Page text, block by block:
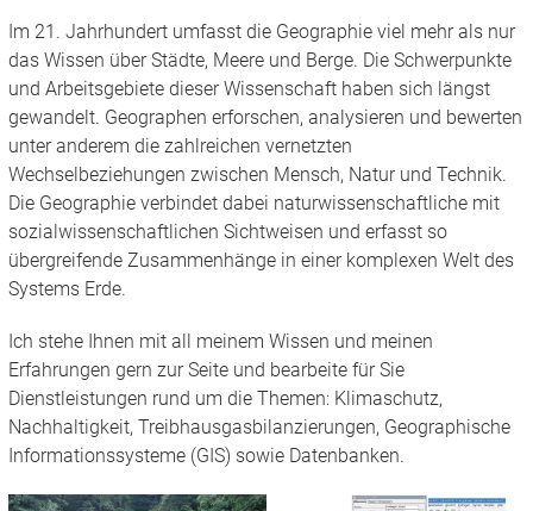
Im 21. Jahrhundert umfasst die Geographie viel mehr als nur
das Wissen über Städte, Meere und Berge. Die Schwerpunkte
und Arbeitsgebiete dieser Wissenschaft haben sich längst
gewandelt. Geographen erforschen, analysieren und bewerten
unter anderem die zahlreichen vernetzten
Wechselbeziehungen zwischen Mensch, Natur und Technik.
Die Geographie verbindet dabei naturwissenschaftliche mit
sozialwissenschaftlichen Sichtweisen und erfasst so
übergreifende Zusammenhänge in einer komplexen Welt des
Systems Erde.
Ich stehe Ihnen mit all meinem Wissen und meinen
Erfahrungen gern zur Seite und bearbeite für Sie
Dienstleistungen rund um die Themen: Klimaschutz,
Nachhaltigkeit, Treibhausgasbilanzierungen, Geographische
Informationssysteme (GIS) sowie Datenbanken.